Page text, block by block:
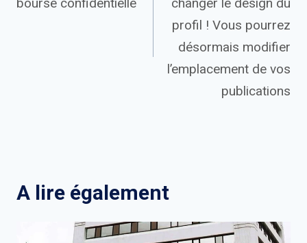
bourse confidentielle
changer le design du
profil ! Vous pourrez
désormais modifier
l’emplacement de vos
publications
A lire également